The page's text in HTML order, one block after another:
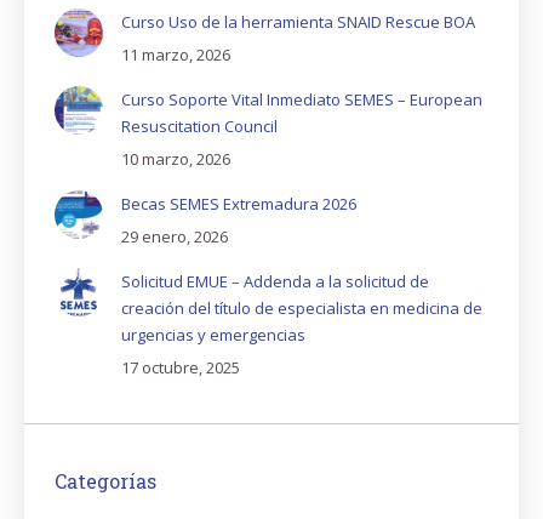
Curso Uso de la herramienta SNAID Rescue BOA
11 marzo, 2026
Curso Soporte Vital Inmediato SEMES – European
Resuscitation Council
10 marzo, 2026
Becas SEMES Extremadura 2026
29 enero, 2026
Solicitud EMUE – Addenda a la solicitud de
creación del título de especialista en medicina de
urgencias y emergencias
17 octubre, 2025
Categorías